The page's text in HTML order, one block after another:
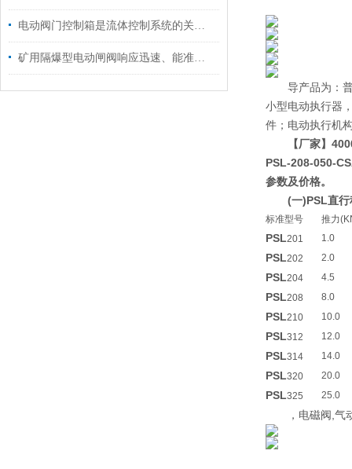
电动阀门控制箱是流体控制系统的关键组件
矿用隔爆型电动闸阀响应迅速、能准确执行指令
导产品为：普
小型电动执行器
件；电动执行机
【厂家】
PSL-208-050-
参数及价格。
(一)PSL直
标准型号 推力
PSL201 1.0
PSL202 2.0
PSL204 4.5
PSL208 8.0
PSL210 10.0
PSL312 12.0
PSL314 14.0
PSL320 20.0
PSL325 25.0
，电磁阀,气动